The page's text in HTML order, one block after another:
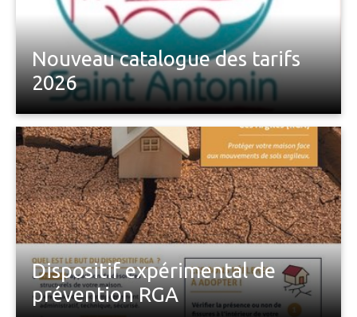
Nouveau catalogue des tarifs
2026
Dispositif expérimental de
prévention RGA